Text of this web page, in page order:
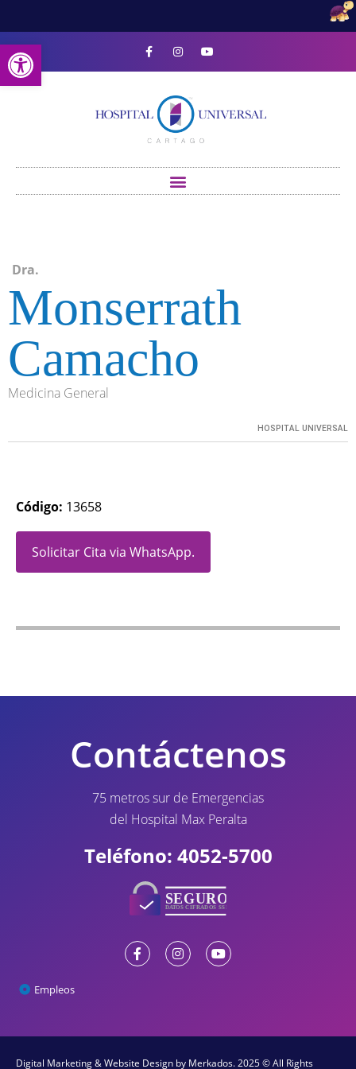
Open toolbar
Dra.
Monserrath
Camacho
Medicina General
HOSPITAL UNIVERSAL
Código: 13658
Solicitar Cita via WhatsApp.
Contáctenos
75 metros sur de Emergencias
del Hospital Max Peralta
Teléfono: 4052-5700
Empleos
Digital Marketing & Website Design by Merkados. 2025 © All Rights